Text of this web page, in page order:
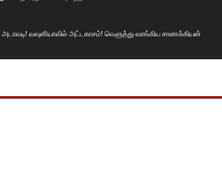
வவுனியாவில் அட்டகாசம்! வெளுத்து வாங்கிய சாணக்கியன்